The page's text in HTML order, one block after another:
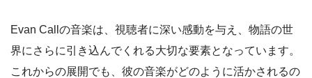
Evan Callの音楽は、視聴者に深い感動を与え、物語の世
界にさらに引き込んでくれる大切な要素となっています。
これからの展開でも、彼の音楽がどのように活かされるの